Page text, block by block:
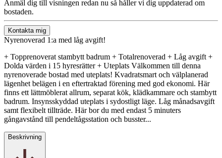
Anmäl dig till visningen redan nu så håller vi dig uppdaterad om
bostaden.
Kontakta mig
Nyrenoverad 1:a med låg avgift!
+ Topprenoverat stambytt badrum + Totalrenoverad + Låg avgift +
Dolda värden i 15 hyresrätter + Uteplats Välkommen till denna
nyrenoverade bostad med uteplats! Kvadratsmart och välplanerad
lägenhet belägen i en eftertraktad förening med god ekonomi. Här
finns ett lättmöblerat allrum, separat kök, klädkammare och stambytt
badrum. Insynsskyddad uteplats i sydostligt läge. Låg månadsavgift
samt flexibelt tillträde. Här bor du med endast 5 minuters
gångavstånd till pendeltågsstation och busster...
Beskrivning